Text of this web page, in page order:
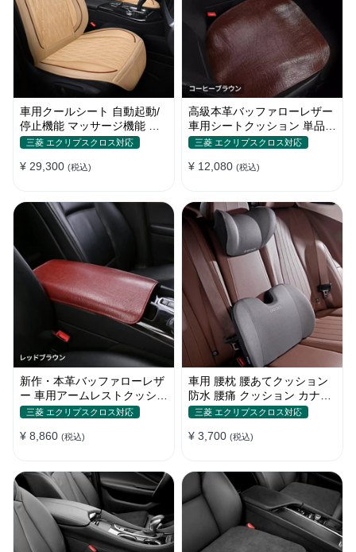
車用クールシート 自動起動/
停止機能 マッサージ機能 通
気性 滑り止め 猛暑対策 取付
三菱 エクリプスクロス対応
¥ 29,300 (税込)
高級本革バッファローレザー
車用シートクッション 単品・
3点セット
三菱 エクリプスクロス対応
¥ 12,080 (税込)
新作・本革バッファローレザ
ー 車用アームレストクッショ
ン セダン・SUV対応 高級牛
三菱 エクリプスクロス対応
¥ 8,860 (税込)
車用 腰枕 腰あてクッション
防水 腰痛 クッション カナロ
ア ドライブ 腰当て 腰痛対策
ト
三菱 エクリプスクロス対応
¥ 3,700 (税込)